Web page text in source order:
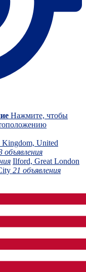
Нажмите, чтобы
Kingdom, United
объявления
Ilford, Great London
21 объявления